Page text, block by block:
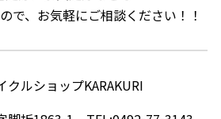
で、お気軽にご相談ください！！
クルショップKARAKURI